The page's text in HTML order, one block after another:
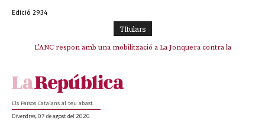
Edició 2934
TItulars
L’ANC respon amb una mobilització a La Jonquera contra la
Els Països Catalans al teu abast
Divendres, 07 de agost del 2026